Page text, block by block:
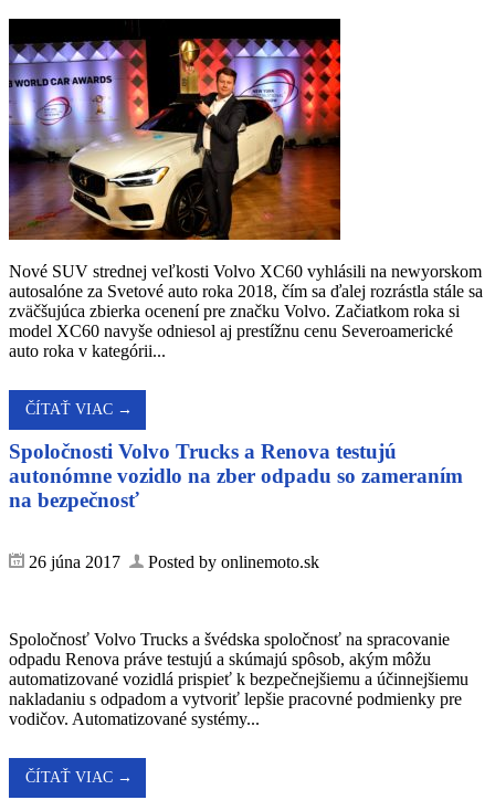
Nové SUV strednej veľkosti Volvo XC60 vyhlásili na newyorskom
autosalóne za Svetové auto roka 2018, čím sa ďalej rozrástla stále sa
zväčšujúca zbierka ocenení pre značku Volvo. Začiatkom roka si
model XC60 navyše odniesol aj prestížnu cenu Severoamerické
auto roka v kategórii...
ČÍTAŤ VIAC →
Spoločnosti Volvo Trucks a Renova testujú
autonómne vozidlo na zber odpadu so zameraním
na bezpečnosť
26 júna 2017 Posted by onlinemoto.sk
Spoločnosť Volvo Trucks a švédska spoločnosť na spracovanie
odpadu Renova práve testujú a skúmajú spôsob, akým môžu
automatizované vozidlá prispieť k bezpečnejšiemu a účinnejšiemu
nakladaniu s odpadom a vytvoriť lepšie pracovné podmienky pre
vodičov. Automatizované systémy...
ČÍTAŤ VIAC →